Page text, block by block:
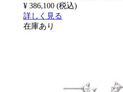
¥ 386,100 (税込)
詳しく見る
在庫あり